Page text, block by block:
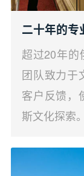
二十年的专
超过20年的
团队致力于
客户反馈，
斯文化探索。